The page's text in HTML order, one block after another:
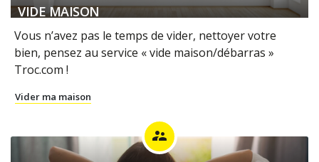
VIDE MAISON
Vous n’avez pas le temps de vider, nettoyer votre
bien, pensez au service « vide maison/débarras »
Troc.com !
Vider ma maison
supervisor_account